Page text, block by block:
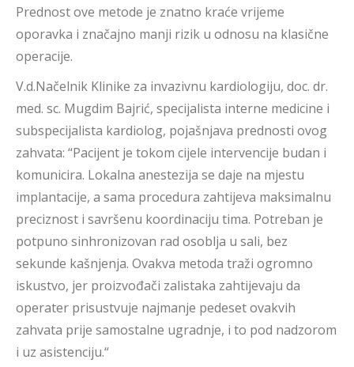
Prednost ove metode je znatno kraće vrijeme
oporavka i značajno manji rizik u odnosu na klasične
operacije.
V.d.Načelnik Klinike za invazivnu kardiologiju, doc. dr.
med. sc. Mugdim Bajrić, specijalista interne medicine i
subspecijalista kardiolog, pojašnjava prednosti ovog
zahvata: “Pacijent je tokom cijele intervencije budan i
komunicira. Lokalna anestezija se daje na mjestu
implantacije, a sama procedura zahtijeva maksimalnu
preciznost i savršenu koordinaciju tima. Potreban je
potpuno sinhronizovan rad osoblja u sali, bez
sekunde kašnjenja. Ovakva metoda traži ogromno
iskustvo, jer proizvođači zalistaka zahtijevaju da
operater prisustvuje najmanje pedeset ovakvih
zahvata prije samostalne ugradnje, i to pod nadzorom
i uz asistenciju.“